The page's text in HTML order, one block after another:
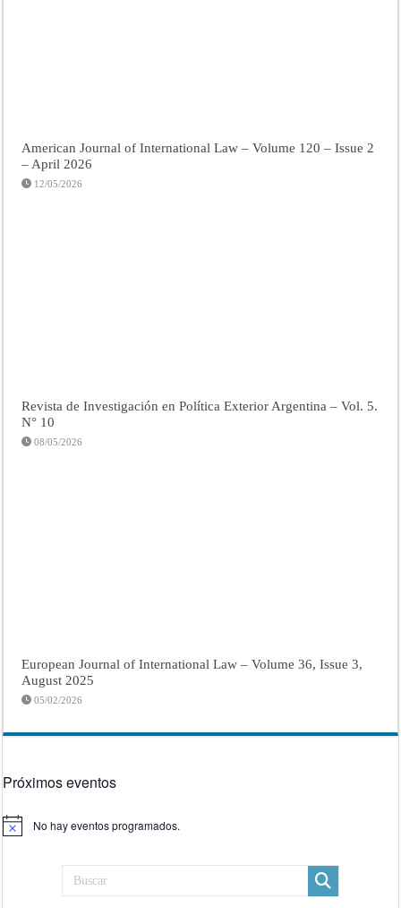
American Journal of International Law – Volume 120 – Issue 2
– April 2026
12/05/2026
Revista de Investigación en Política Exterior Argentina – Vol. 5.
N° 10
08/05/2026
European Journal of International Law – Volume 36, Issue 3,
August 2025
05/02/2026
Próximos eventos
Aviso No hay eventos programados.